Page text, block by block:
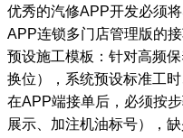
优秀的汽修APP开发必须
APP连锁多门店管理版的接
预设施工模板：针对高频
换位），系统预设标准工
在APP端接单后，必须按
展示、加注机油标号），